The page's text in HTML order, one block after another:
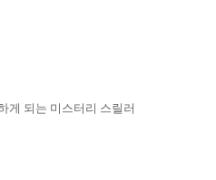
게 되는 미스터리 스릴러